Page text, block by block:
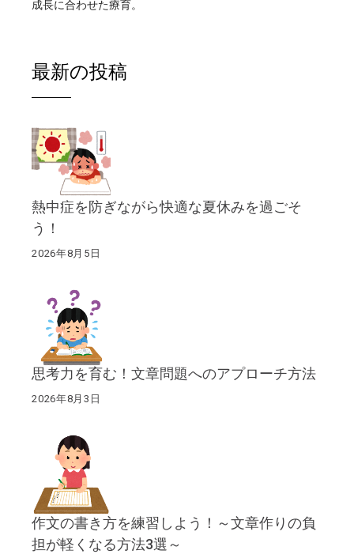
成長に合わせた療育。
最新の投稿
熱中症を防ぎながら快適な夏休みを過ごそ
う！
2026年8月5日
思考力を育む！文章問題へのアプローチ方法
2026年8月3日
作文の書き方を練習しよう！～文章作りの負
担が軽くなる方法3選～